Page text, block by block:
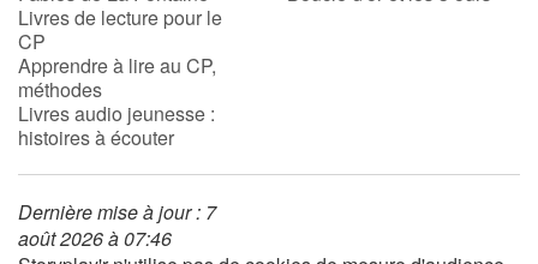
Livres de lecture pour le
CP
Apprendre à lire au CP,
méthodes
Livres audio jeunesse :
histoires à écouter
Dernière mise à jour : 7
août 2026 à 07:46